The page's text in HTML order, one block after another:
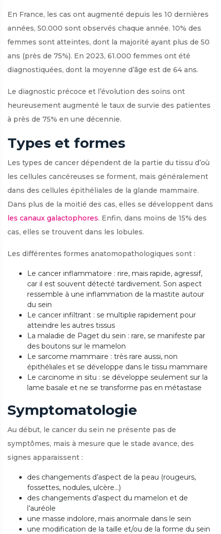
En France, les cas ont augmenté depuis les 10 dernières
années, 50.000 sont observés chaque année. 10% des
femmes sont atteintes, dont la majorité ayant plus de 50
ans (près de 75%). En 2023, 61.000 femmes ont été
diagnostiquées, dont la moyenne d’âge est de 64 ans.
Le diagnostic précoce et l’évolution des soins ont
heureusement augmenté le taux de survie des patientes
à près de 75% en une décennie.
Types et formes
Les types de cancer dépendent de la partie du tissu d’où
les cellules cancéreuses se forment, mais généralement
dans des cellules épithéliales de la glande mammaire.
Dans plus de la moitié des cas, elles se développent dans
les canaux galactophores. Enfin, dans moins de 15% des
cas, elles se trouvent dans les lobules.
Les différentes formes anatomopathologiques sont :
Le cancer inflammatoire : rire, mais rapide, agressif,
car il est souvent détecté tardivement. Son aspect
ressemble à une inflammation de la mastite autour
du sein
Le cancer infiltrant : se multiplie rapidement pour
atteindre les autres tissus
La maladie de Paget du sein : rare, se manifeste par
des boutons sur le mamelon
Le sarcome mammaire : très rare aussi, non
épithéliales et se développe dans le tissu mammaire
Le carcinome in situ : se développe seulement sur la
lame basale et ne se transforme pas en métastase
Symptomatologie
Au début, le cancer du sein ne présente pas de
symptômes, mais à mesure que le stade avance, des
signes apparaissent :
des changements d’aspect de la peau (rougeurs,
fossettes, nodules, ulcère…)
des changements d’aspect du mamelon et de
l’auréole
une masse indolore, mais anormale dans le sein
une modification de la taille et/ou de la forme du sein